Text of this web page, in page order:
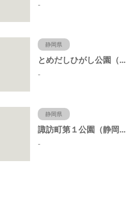
-
静岡県
とめだしひがし公園（静岡県静岡市）
-
静岡県
諏訪町第１公園（静岡県静岡市）
-